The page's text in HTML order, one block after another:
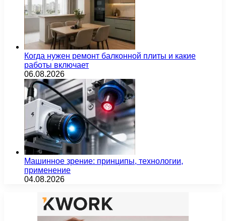
Когда нужен ремонт балконной плиты и какие
работы включает
06.08.2026
Машинное зрение: принципы, технологии,
применение
04.08.2026